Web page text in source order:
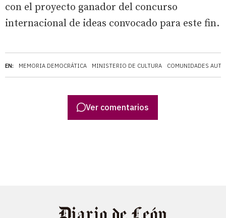
EN: MEMORIA DEMOCRÁTICA MINISTERIO DE CULTURA COMUNIDADES
con el proyecto ganador del concurso
internacional de ideas convocado para este fin.
Ver comentarios